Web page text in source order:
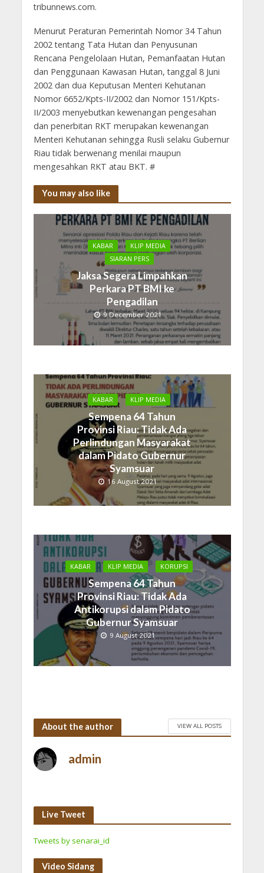
tribunnews.com.
Menurut Peraturan Pemerintah Nomor 34 Tahun
2002 tentang Tata Hutan dan Penyusunan
Rencana Pengelolaan Hutan, Pemanfaatan Hutan
dan Penggunaan Kawasan Hutan, tanggal 8 Juni
2002 dan dua Keputusan Menteri Kehutanan
Nomor 6652/Kpts-II/2002 dan Nomor 151/Kpts-
II/2003 menyebutkan kewenangan pengesahan
dan penerbitan RKT merupakan kewenangan
Menteri Kehutanan sehingga Rusli selaku Gubernur
Riau tidak berwenang menilai maupun
mengesahkan RKT atau BKT. #
You may also like
KABAR
KLIP MEDIA
SIARAN PERS
Jaksa Segera Limpahkan
Perkara PT BMI ke
Pengadilan
9 December 2021
KABAR KLIP MEDIA
Sempena 64 Tahun
Provinsi Riau: Tidak Ada
Perlindungan Masyarakat
dalam Pidato Gubernur
Syamsuar
16 August 2021
KABAR KLIP MEDIA KORUPSI
Sempena 64 Tahun
Provinsi Riau: Tidak Ada
Antikorupsi dalam Pidato
Gubernur Syamsuar
9 August 2021
About the author VIEW ALL POSTS
admin
Live Tweet
Tweets by senarai_id
Video Sidang